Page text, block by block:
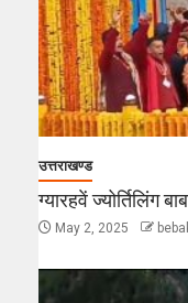
उत्तराखण्ड
ग्यारहवें ज्योर्तिलिंग
May 2, 2025